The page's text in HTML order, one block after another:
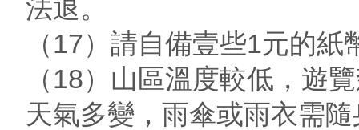
法退。
（17）請自備壹些1元的
（18）山區溫度較低，遊
天氣多變，雨傘或雨衣需